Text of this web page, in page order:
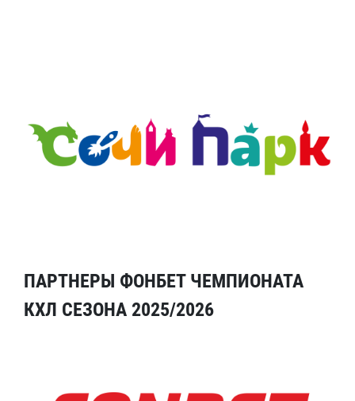
ПАРТНЕРЫ ФОНБЕТ ЧЕМПИОНАТА
КХЛ СЕЗОНА 2025/2026